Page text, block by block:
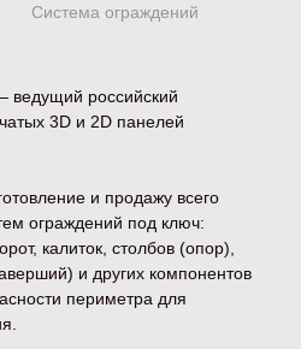
российский
3D и 2D панелей
и продажу всего
ограждений под ключ:
калиток, столбов (опор),
и других компонентов
периметра для
Система ограждений